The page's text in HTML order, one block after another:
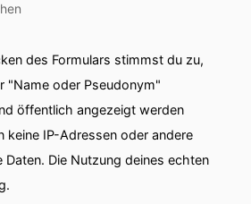
des Formulars stimmst du zu,
"Name oder Pseudonym"
öffentlich angezeigt werden
keine IP-Adressen oder andere
Daten. Die Nutzung deines echten